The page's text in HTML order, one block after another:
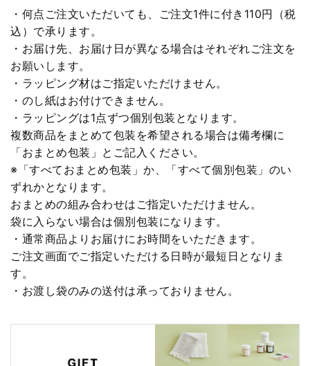
・何点ご注文いただいても、ご注文1件に付き110円（税
込）で承ります。
・お届け先、お届け日が異なる場合はそれぞれご注文を
お願いします。
・ラッピング材はご指定いただけません。
・のし紙はお付けできません。
・ラッピングは1点ずつ個別包装となります。
複数商品をまとめて包装を希望される場合は備考欄に
「おまとめ包装」とご記入ください。
※「すべておまとめ包装」か、「すべて個別包装」のい
ずれかとなります。
おまとめの組み合わせはご指定いただけません。
袋に入らない場合は個別包装になります。
・通常商品よりお届けにお時間をいただきます。
ご注文画面でご指定いただける日時が最短日となりま
す。
・お渡し袋のみの送付は承っておりません。